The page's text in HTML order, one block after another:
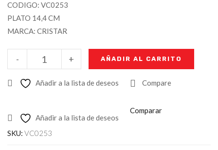
CODIGO: VC0253
PLATO 14,4 CM
MARCA: CRISTAR
+
- AÑADIR AL CARRITO
Añadir a la lista de deseos Compare
Añadir a la lista de deseos
Comparar
SKU: VC0253